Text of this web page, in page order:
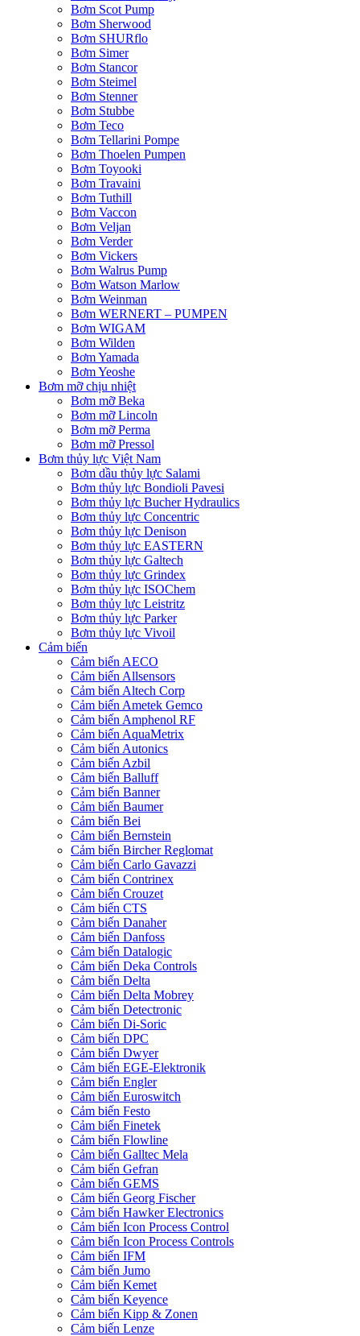
Bơm Scot Pump
Bơm Sherwood
Bơm SHURflo
Bơm Simer
Bơm Stancor
Bơm Steimel
Bơm Stenner
Bơm Stubbe
Bơm Teco
Bơm Tellarini Pompe
Bơm Thoelen Pumpen
Bơm Toyooki
Bơm Travaini
Bơm Tuthill
Bơm Vaccon
Bơm Veljan
Bơm Verder
Bơm Vickers
Bơm Walrus Pump
Bơm Watson Marlow
Bơm Weinman
Bơm WERNERT – PUMPEN
Bơm WIGAM
Bơm Wilden
Bơm Yamada
Bơm Yeoshe
Bơm mỡ chịu nhiệt
Bơm mỡ Beka
Bơm mỡ Lincoln
Bơm mỡ Perma
Bơm mỡ Pressol
Bơm thủy lực Việt Nam
Bơm dầu thủy lực Salami
Bơm thủy lực Bondioli Pavesi
Bơm thủy lực Bucher Hydraulics
Bơm thủy lực Concentric
Bơm thủy lực Denison
Bơm thủy lực EASTERN
Bơm thủy lực Galtech
Bơm thủy lực Grindex
Bơm thủy lực ISOChem
Bơm thủy lực Leistritz
Bơm thủy lực Parker
Bơm thủy lực Vivoil
Cảm biến
Cảm biến AECO
Cảm biến Allsensors
Cảm biến Altech Corp
Cảm biến Ametek Gemco
Cảm biến Amphenol RF
Cảm biến AquaMetrix
Cảm biến Autonics
Cảm biến Azbil
Cảm biến Balluff
Cảm biến Banner
Cảm biến Baumer
Cảm biến Bei
Cảm biến Bernstein
Cảm biến Bircher Reglomat
Cảm biến Carlo Gavazzi
Cảm biến Contrinex
Cảm biến Crouzet
Cảm biến CTS
Cảm biến Danaher
Cảm biến Danfoss
Cảm biến Datalogic
Cảm biến Deka Controls
Cảm biến Delta
Cảm biến Delta Mobrey
Cảm biến Detectronic
Cảm biến Di-Soric
Cảm biến DPC
Cảm biến Dwyer
Cảm biến EGE-Elektronik
Cảm biến Engler
Cảm biến Euroswitch
Cảm biến Festo
Cảm biến Finetek
Cảm biến Flowline
Cảm biến Galltec Mela
Cảm biến Gefran
Cảm biến GEMS
Cảm biến Georg Fischer
Cảm biến Hawker Electronics
Cảm biến Icon Process Control
Cảm biến Icon Process Controls
Cảm biến IFM
Cảm biến Jumo
Cảm biến Kemet
Cảm biến Keyence
Cảm biến Kipp & Zonen
Cảm biến Lenze